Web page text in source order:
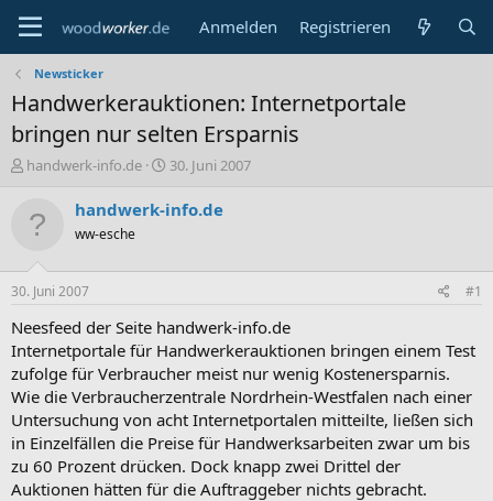
Anmelden Registrieren
Newsticker
Handwerkerauktionen: Internetportale
bringen nur selten Ersparnis
E
t
e
r
handwerk-info.de
E
s
a
30. Juni 2007
handwerk-info.de
ww-esche
30. Juni 2007 #1
Neesfeed der Seite handwerk-info.de
Internetportale für Handwerkerauktionen bringen einem Test
zufolge für Verbraucher meist nur wenig Kostenersparnis.
Wie die Verbraucherzentrale Nordrhein-Westfalen nach einer
Untersuchung von acht Internetportalen mitteilte, ließen sich
in Einzelfällen die Preise für Handwerksarbeiten zwar um bis
zu 60 Prozent drücken. Dock knapp zwei Drittel der
Auktionen hätten für die Auftraggeber nichts gebracht.